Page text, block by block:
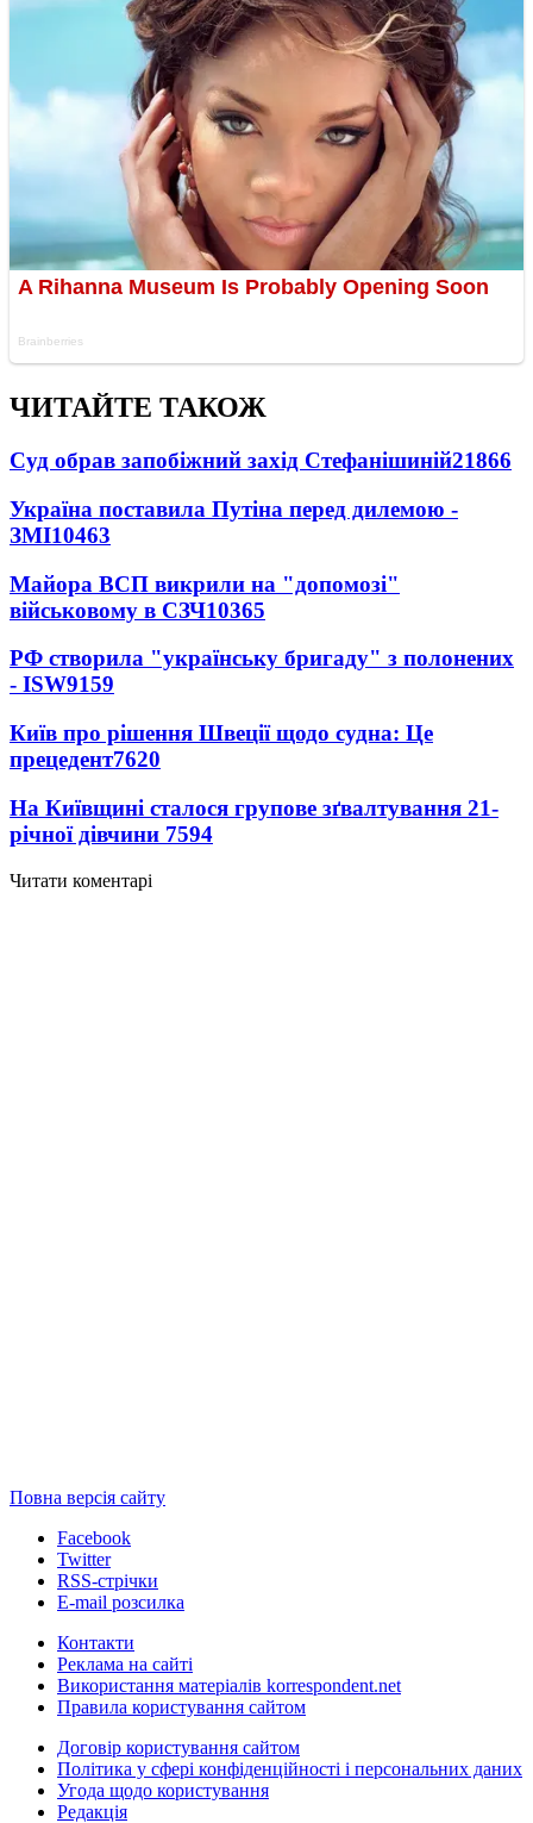
ЧИТАЙТЕ ТАКОЖ
Суд обрав запобіжний захід Стефанішиній21866
Україна поставила Путіна перед дилемою -
ЗМІ10463
Майора ВСП викрили на "допомозі"
військовому в СЗЧ10365
РФ створила "українську бригаду" з полонених
- ISW9159
Київ про рішення Швеції щодо судна: Це
прецедент7620
На Київщині сталося групове зґвалтування 21-
річної дівчини 7594
Читати коментарі
Повна версія сайту
Facebook
Twitter
RSS-стрічки
E-mail розсилка
Контакти
Реклама на сайті
Використання матеріалів korrespondent.net
Правила користування сайтом
Договір користування сайтом
Політика у сфері конфіденційності і персональних даних
Угода щодо користування
Редакція